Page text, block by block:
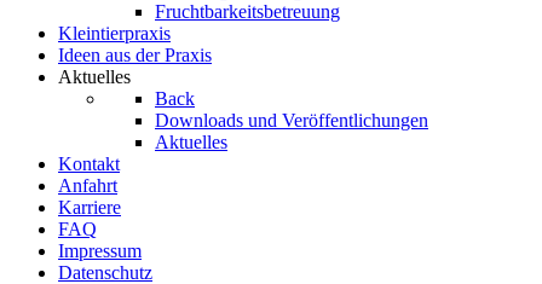
Fruchtbarkeitsbetreuung
Kleintierpraxis
Ideen aus der Praxis
Aktuelles
Back
Downloads und Veröffentlichungen
Aktuelles
Kontakt
Anfahrt
Karriere
FAQ
Impressum
Datenschutz